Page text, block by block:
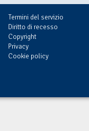
Termini del servizio
Diritto di recesso
Copyright
Privacy
Cookie policy